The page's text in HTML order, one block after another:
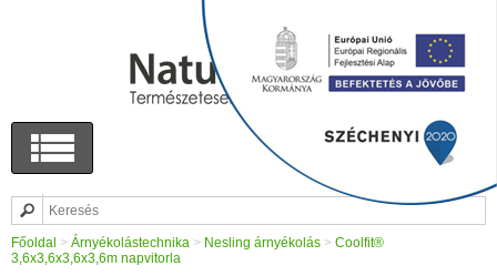
Főoldal > Árnyékolástechnika > Nesling árnyékolás > Coolfit®
3,6x3,6x3,6x3,6m napvitorla